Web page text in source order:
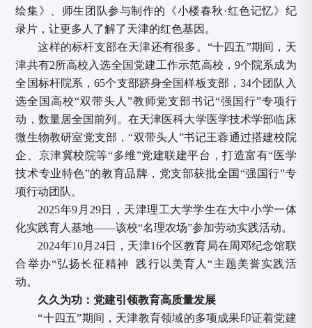
绘集》、师生团队参与制作的《小楼春秋·红色记忆》纪
录片，让更多人了解了天津的红色基因。
这样的标杆支部在天津还有很多。 “十四五”期间，天
津共有2所高校入选全国党建工作示范高校，9个院系成为
全国标杆院系，65个支部跻身全国样板支部，34个团队入
选全国高校“双带头人”教师党支部书记“强国行”专项行
动，数量居全国前列。在天津医科大学医学技术学部临床
微生物教研室党支部，“双带头人”书记王蓉通过搭建校院
企、京津冀校院等“多维”党建联建平台，打造富有“医学
技术专业特色”的教育品牌，党支部获批全国“强国行”专
项行动团队。
2025年9月29日，天津理工大学学生在大中小学一体
化实践育人基地——该校“名理农场”参加劳动实践活动。
2024年10月24日，天津16个区教育局在周邓纪念馆联
合举办“弘扬长征精神 践行以美育人“主题美誉实践活
动。
久久为功：党建引领教育高质量发展
“十四五”期间，天津教育领域的多项成果印证着党建